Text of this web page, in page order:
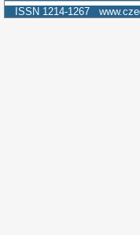
ISSN 1214-1267